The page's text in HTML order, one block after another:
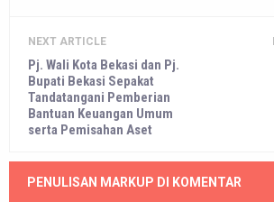
NEXT ARTICLE
Pj. Wali Kota Bekasi dan Pj.
Bupati Bekasi Sepakat
Tandatangani Pemberian
Bantuan Keuangan Umum
serta Pemisahan Aset
PENULISAN MARKUP DI KOMENTAR